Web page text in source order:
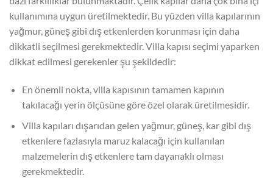
kullanımına uygun üretilmektedir. Bu yüzden villa kapılarının
yağmur, güneş gibi dış etkenlerden korunması için daha
dikkatli seçilmesi gerekmektedir. Villa kapısı seçimi yaparken
dikkat edilmesi gerekenler şu şekildedir:
En önemli nokta, villa kapısının tamamen kapının
takılacağı yerin ölçüsüne göre özel olarak üretilmesidir.
Villa kapıları dışarıdan gelen yağmur, güneş, kar gibi dış
etkenlere fazlasıyla maruz kalacağı için kullanılan
malzemelerin dış etkenlere tam dayanaklı olması
gerekmektedir.